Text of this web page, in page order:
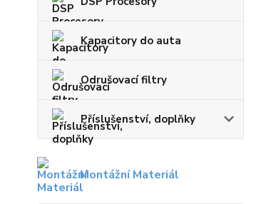
Kapacitory do auta
Odrušovací filtry
Příslušenství, doplňky
Montážní Materiál